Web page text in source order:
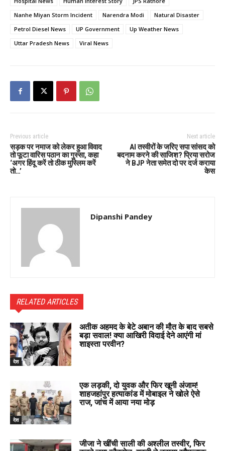
Nanhe Miyan Storm Incident
Narendra Modi
Natural Disaster
Petrol Diesel News
UP Government
Up Weather News
Uttar Pradesh News
Viral News
Previous article
सड़क पर नमाज को लेकर हुआ विवाद
तो फूटा वारिस पठान का गुस्सा, कहा
‘अगर हिंदू करें तो ठीक मुस्लिम करें
तो…’
Next article
AI तस्वीरों के जरिए सपा सांसद को
बदनाम करने की साजिश? प्रिया सरोज
ने BJP नेता समेत दो पर दर्ज कराया
केस
Dipanshi Pandey
RELATED ARTICLES
देश
अतीक अहमद के बेटे अबान की मौत के बाद सबसे
बड़ा सवाल! क्या आखिरी विदाई देने आएंगी मां
शाइस्ता परवीन?
देश
एक लड़की, दो युवक और फिर खूनी अंजाम!
शाहजहांपुर हत्याकांड में मोबाइल ने खोले ऐसे
राज, जांच में आया नया मोड़
जीजा ने खींची साली की अश्लील तस्वीर, फिर